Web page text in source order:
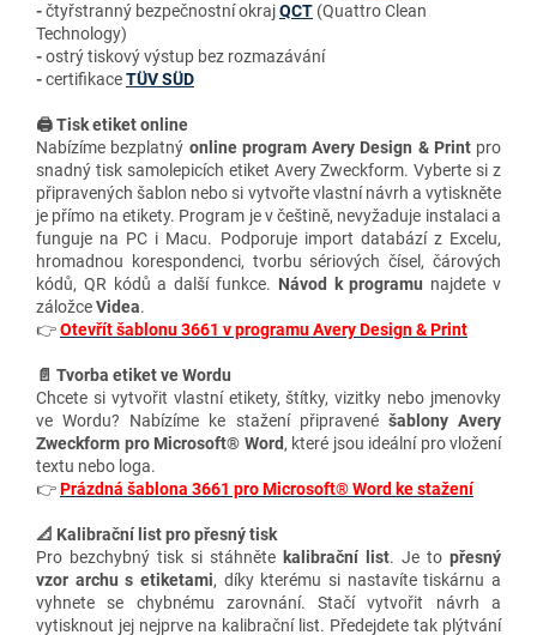
-čtyřstranný bezpečnostní okrajQCT (Quattro Clean
Technology)
-ostrý tiskový výstup bez rozmazávání
-certifikaceTÜV SÜD
🖨️ Tisk etiket online
Nabízíme bezplatný online program Avery Design & Print pro
snadný tisk samolepicích etiket Avery Zweckform. Vyberte si z
připravených šablon nebo si vytvořte vlastní návrh a vytiskněte
je přímo na etikety. Program je v češtině, nevyžaduje instalaci a
funguje na PC i Macu. Podporuje import databází z Excelu,
hromadnou korespondenci, tvorbu sériových čísel, čárových
kódů, QR kódů a další funkce. Návod k programu najdete v
záložceVidea.
👉Otevřít šablonu 3661 v programu Avery Design & Print
📄 Tvorba etiket ve Wordu
Chcete si vytvořit vlastní etikety, štítky, vizitky nebo jmenovky
ve Wordu? Nabízíme ke stažení připravené šablony Avery
Zweckform pro Microsoft® Word, které jsou ideální pro vložení
textu nebo loga.
👉Prázdná šablona 3661 pro Microsoft® Word ke stažení
📐 Kalibrační list pro přesný tisk
Pro bezchybný tisk si stáhněte kalibrační list. Je to přesný
vzor archu s etiketami, díky kterému si nastavíte tiskárnu a
vyhnete se chybnému zarovnání. Stačí vytvořit návrh a
vytisknout jej nejprve na kalibrační list. Předejdete tak plýtvání